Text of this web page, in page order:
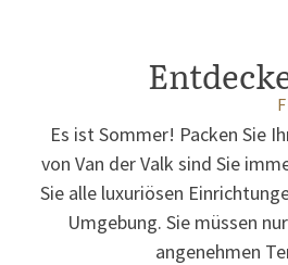
Es ist Sommer! Packen Sie
von Van der Valk sind Sie
Sie alle luxuriösen
Umgebung. Sie müssen
angenehmen